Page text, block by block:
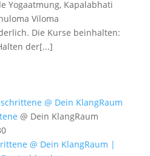
Yogaatmung, Kapalabhati
Viloma
Die Kurse beinhalten:
der[...]
@ Dein KlangRaum
@ Dein KlangRaum